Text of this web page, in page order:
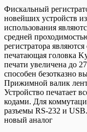
М
02Ф
Фискальный
новейших устройств
использования
средней
регистратора
печатающая головка
печати увеличена до
способен безотказно
Прижимной валик
Устройство печатает
кодами. Для
разъемы RS-232 и
новый аналог